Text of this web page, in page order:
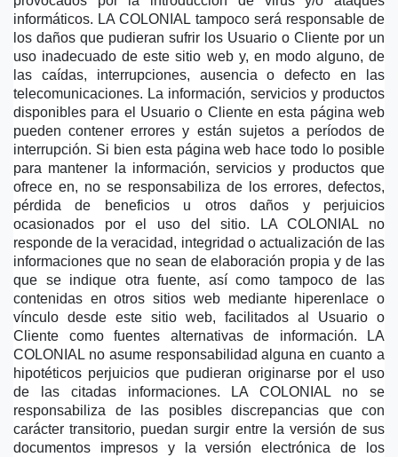
informáticos. LA COLONIAL tampoco será responsable de
los daños que pudieran sufrir los Usuario o Cliente por un
uso inadecuado de este sitio web y, en modo alguno, de
las caídas, interrupciones, ausencia o defecto en las
telecomunicaciones. La información, servicios y productos
disponibles para el Usuario o Cliente en esta página web
pueden contener errores y están sujetos a períodos de
interrupción. Si bien esta página web hace todo lo posible
para mantener la información, servicios y productos que
ofrece en, no se responsabiliza de los errores, defectos,
pérdida de beneficios u otros daños y perjuicios
ocasionados por el uso del sitio. LA COLONIAL no
responde de la veracidad, integridad o actualización de las
informaciones que no sean de elaboración propia y de las
que se indique otra fuente, así como tampoco de las
contenidas en otros sitios web mediante hiperenlace o
vínculo desde este sitio web, facilitados al Usuario o
Cliente como fuentes alternativas de información. LA
COLONIAL no asume responsabilidad alguna en cuanto a
hipotéticos perjuicios que pudieran originarse por el uso
de las citadas informaciones. LA COLONIAL no se
responsabiliza de las posibles discrepancias que con
carácter transitorio, puedan surgir entre la versión de sus
documentos impresos y la versión electrónica de los